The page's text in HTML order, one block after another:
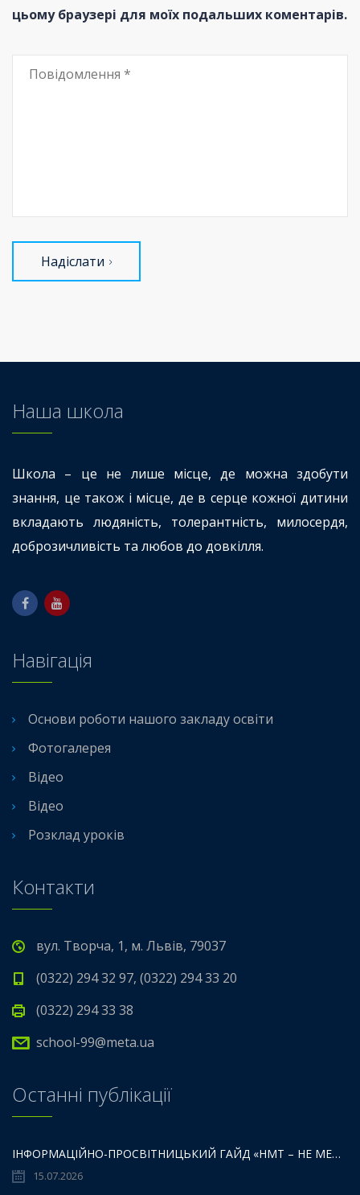
цьому браузері для моїх подальших коментарів.
Надіслати
Наша школа
Школа – це не лише місце, де можна здобути
знання, це також і місце, де в серце кожної дитини
вкладають людяність, толерантність, милосердя,
доброзичливість та любов до довкілля.
Навігація
Основи роботи нашого закладу освіти
Фотогалерея
Відео
Відео
Розклад уроків
Контакти
вул. Творча, 1, м. Львів, 79037
(0322) 294 32 97, (0322) 294 33 20
(0322) 294 33 38
school-99@meta.ua
Останні публікації
ІНФОРМАЦІЙНО-ПРОСВІТНИЦЬКИЙ ГАЙД «НМТ – НЕ МЕЖА ТВОЇХ МОЖЛИВОСТЕЙ».
15.07.2026